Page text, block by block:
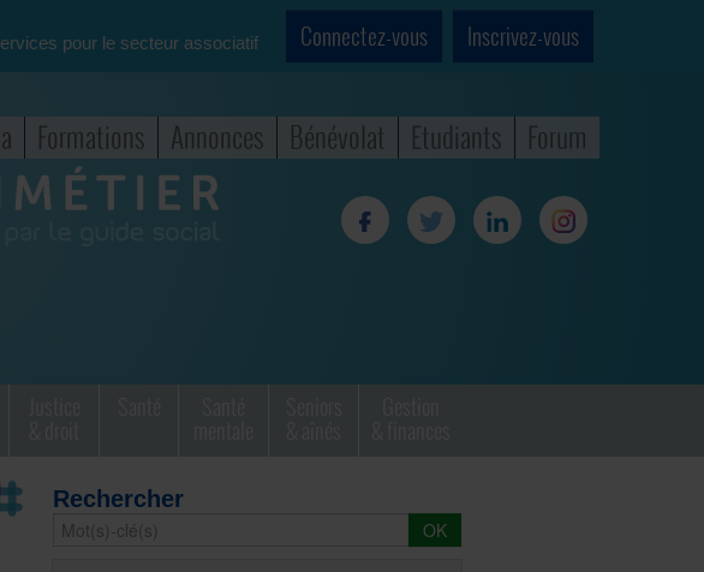
pour le secteur associatif Connectez-vous Inscrivez-vous
Formations Annonces Bénévolat Etudiants Forum
Rechercher